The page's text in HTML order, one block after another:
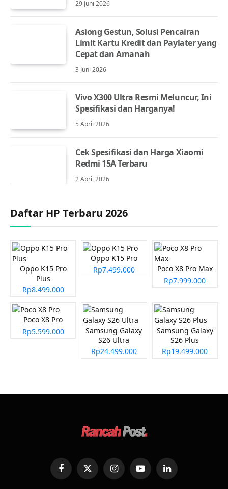
29 Juni 2026
Asiong Gestun, Solusi Pencairan
Limit Kartu Kredit dan Paylater yang
Cepat dan Amanah
3 Juni 2026
Vivo X300 Ultra Resmi Meluncur, Ini
Spesifikasi dan Harganya!
5 April 2026
Cek Spesifikasi dan Harga Xiaomi
Redmi 15A Terbaru
2 April 2026
Daftar HP Terbaru 2026
Oppo K15 Pro
Plus
Rp8.499.000
Oppo K15 Pro
Rp7.499.000
Poco X8 Pro Max
Rp7.999.000
Poco X8 Pro
Rp5.599.000
Samsung Galaxy
S26 Ultra
Rp24.499.000
Samsung Galaxy
S26 Plus
Rp19.499.000
FacebookX
(Twitter)
InstagramYouTubeLinkedIn